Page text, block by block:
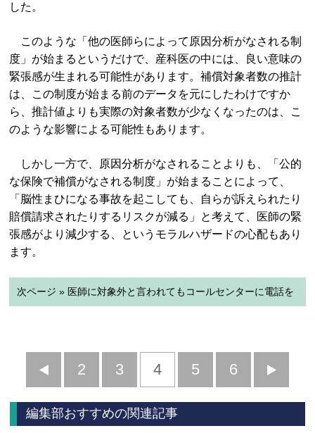
した。
このような「他の医師らによって原因分析がなされる制
度」が始まるというだけで、産科医の中には、良い意味の
緊張感が生まれる可能性があります。補償対象者数の推計
は、この制度が始まる前のデータを元にしたわけですか
ら、推計値よりも実際の対象者数が少なくなったのは、こ
のような影響による可能性もあります。
しかし一方で、原因分析がなされることよりも、「公的
な保険で補償がなされる制度」が始まることによって、
「脳性まひになる事故を起こしても、自らが訴えられたり
賠償請求されたりするリスクが減る」と考えて、医師の緊
張感がより減少する、というモラルハザードの心配もあり
ます。
次ページ » 医師に対象外と言われてもコールセンターに電話を
前
へ
2 3 4 5 6
へ
編集部おすすめの関連記事